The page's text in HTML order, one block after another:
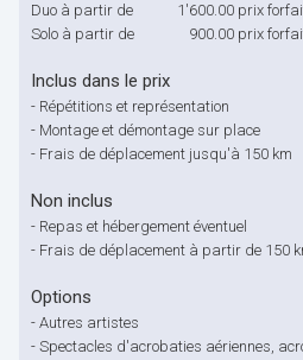
Duo à partir de
1'600.00 prix
Solo à partir de
900.00 prix
Inclus dans le prix
- Répétitions et représentation
- Montage et démontage sur place
- Frais de déplacement jusqu'à 150 km
Non inclus
- Repas et hébergement éventuel
- Frais de déplacement à partir de 150
Options
- Autres artistes
- Spectacles d'acrobaties aériennes,